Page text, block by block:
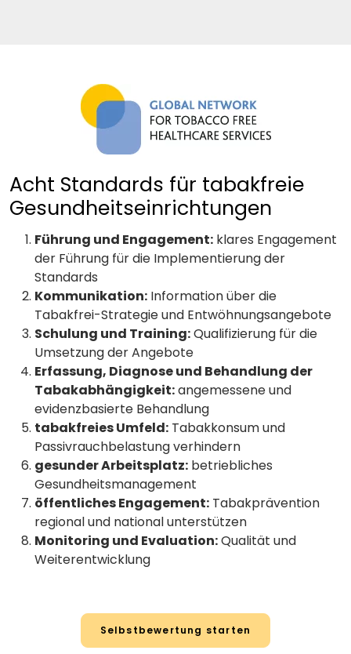
Acht Standards für tabakfreie
Gesundheitseinrichtungen
Führung und Engagement: klares Engagement
der Führung für die Implementierung der
Standards
Kommunikation: Information über die
Tabakfrei-Strategie und Entwöhnungsangebote
Schulung und Training:Qualifizierung für die
Umsetzung der Angebote
Erfassung, Diagnose und Behandlung der
Tabakabhängigkeit:angemessene und
evidenzbasierte Behandlung
tabakfreies Umfeld: Tabakkonsum und
Passivrauchbelastung verhindern
gesunder Arbeitsplatz: betriebliches
Gesundheitsmanagement
öffentliches Engagement: Tabakprävention
regional und national unterstützen
Monitoring und Evaluation:Qualität und
Weiterentwicklung
Selbstbewertung starten